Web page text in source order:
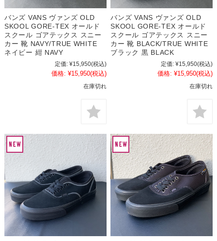
バンズ VANS ヴァンズ OLD
SKOOL GORE-TEX オールド
スクール ゴアテックス スニー
カー 靴 NAVY/TRUE WHITE
ネイビー 紺 NAVY
定価: ¥15,950(税込)
価格: ¥15,950(税込)
在庫切れ
バンズ VANS ヴァンズ OLD
SKOOL GORE-TEX オールド
スクール ゴアテックス スニー
カー 靴 BLACK/TRUE WHITE
ブラック 黒 BLACK
定価: ¥15,950(税込)
価格: ¥15,950(税込)
在庫切れ